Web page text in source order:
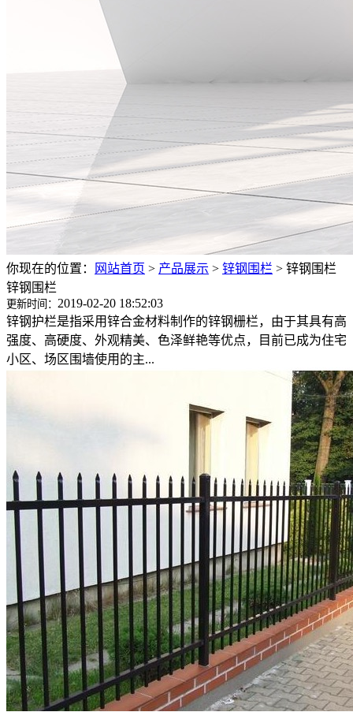
你现在的位置： 网站首页 > 产品展示 > 锌钢围栏 > 锌钢围栏
锌钢围栏
更新时间： 2019-02-20 18:52:03
锌钢护栏是指采用锌合金材料制作的锌钢栅栏，由于其具有高
强度、高硬度、外观精美、色泽鲜艳等优点，目前已成为住宅
小区、场区围墙使用的主...